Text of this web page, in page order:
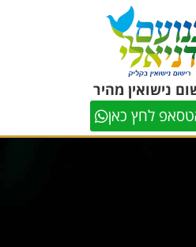
נישואין מהיר
לחץ כאן